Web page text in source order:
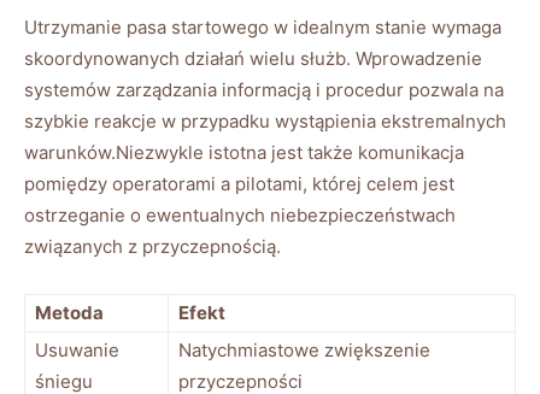
Utrzymanie pasa startowego w⁤ idealnym stanie ⁣wymaga ​
skoordynowanych‍ działań wielu służb. Wprowadzenie
systemów zarządzania informacją i procedur pozwala na
szybkie reakcje w‌ przypadku wystąpienia ekstremalnych
warunków.Niezwykle istotna jest także komunikacja
pomiędzy⁤ operatorami a​ pilotami, której celem jest⁢
ostrzeganie o ewentualnych niebezpieczeństwach
związanych z przyczepnością.
Metoda
Efekt
Usuwanie
śniegu
Natychmiastowe zwiększenie
przyczepności